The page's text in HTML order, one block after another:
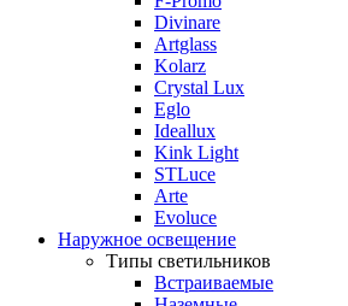
Divinare
Artglass
Kolarz
Crystal Lux
Eglo
Ideallux
Kink Light
STLuce
Arte
Evoluce
Наружное освещение
Типы светильников
Встраиваемые